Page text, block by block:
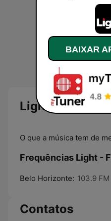
Light - FM 103.9
O que a música tem de
Frequências Light -
Belo Horizonte: 103.9 FM
Contatos
BAIXAR